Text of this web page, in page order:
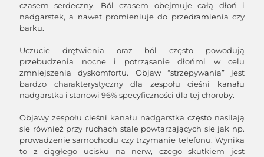
czasem serdeczny. Ból czasem obejmuje całą dłoń i
nadgarstek, a nawet promieniuje do przedramienia czy
barku.
Uczucie drętwienia oraz ból często powodują
przebudzenia nocne i potrząsanie dłońmi w celu
zmniejszenia dyskomfortu. Objaw “strzepywania” jest
bardzo charakterystyczny dla zespołu cieśni kanału
nadgarstka i stanowi 96% specyficzności dla tej choroby.
Objawy zespołu cieśni kanału nadgarstka często nasilają
się również przy ruchach stale powtarzających się jak np.
prowadzenie samochodu czy trzymanie telefonu. Wynika
to z ciągłego ucisku na nerw, czego skutkiem jest